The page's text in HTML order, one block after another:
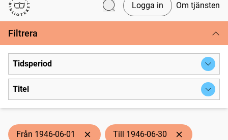
Svenska tidningar
Logga in Om tjänsten
Filtrera
Tidsperiod
Titel
Från 1946-06-01 Till 1946-06-30